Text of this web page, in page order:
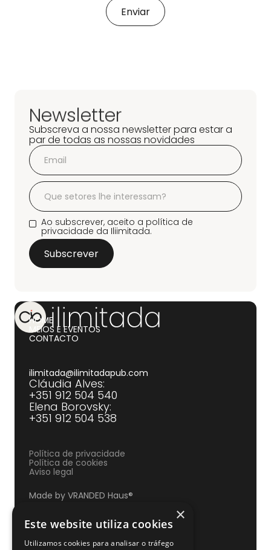
Newsletter
Subscreva a nossa newsletter para estar a
par de todas as nossas novidades
Ao subscrever, aceito a política de
privacidade da Iliimitada.
HOME
MEIOS E EVENTOS
CONTACTO
ilimitada@ilimitadapub.com
Cláudia Alves:
+351 912 504 540‍
Elena Borovsky:
+351 912 504 538
Política de privacidade
Política de cookies
Aviso legal
Made by VRANDED Haus®
×
Este website utiliza cookies
Utilizamos cookies para analisar o tráfego